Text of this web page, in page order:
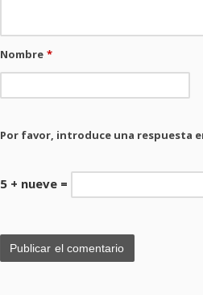
Nombre *
Por favor, introduce una respuesta
5 + nueve =